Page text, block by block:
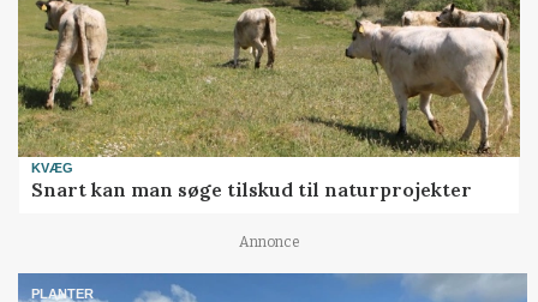
KVÆG
Snart kan man søge tilskud til naturprojekter
Annonce
PLANTER